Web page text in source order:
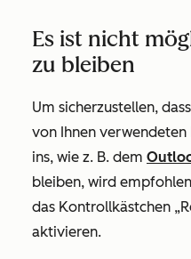
Es ist nicht
zu bleiben
Um sicherzustellen,
von Ihnen
ins, wie z. B. dem
bleiben, wird
das Kontrollkästchen
aktivieren.